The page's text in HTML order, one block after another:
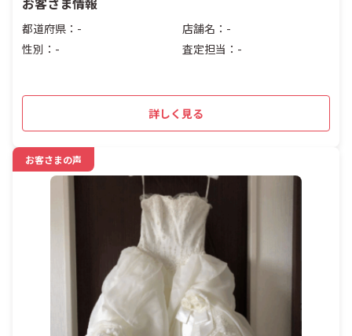
都道府県：-
店舗名：-
性別：-
査定担当：-
詳しく見る
お客さまの声